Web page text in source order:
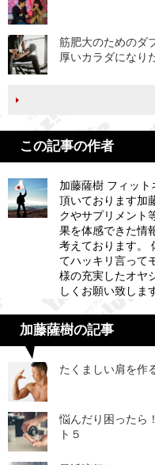
筋肥大のためのダ
厚いカラダになり
この記事の作者
加藤薩樹 フィッ
頂いております加
クやサプリメント
果を体感できた情
考えております。
てハッキリ言って
様の充実したオヤ
しくお願い致しま
加藤薩樹の記事
たくましい肩を作
悩んだり困ったら
ト５